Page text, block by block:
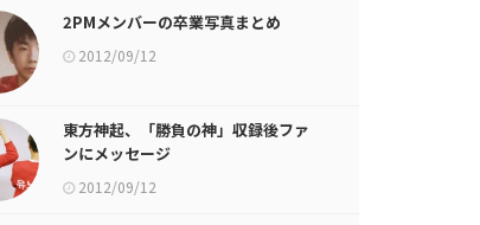
2PMメンバーの卒業写真まとめ
2012/09/12
東方神起、「勝負の神」収録後ファ
ンにメッセージ
2012/09/12